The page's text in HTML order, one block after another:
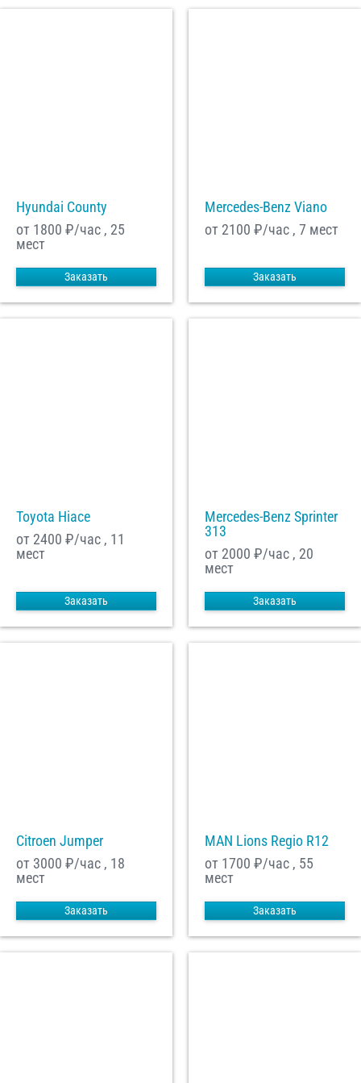
Hyundai County
от 1800 ₽/час , 25
мест
Заказать
Mercedes-Benz Viano
от 2100 ₽/час , 7 мест
Заказать
Toyota Hiace
от 2400 ₽/час , 11
мест
Заказать
Mercedes-Benz Sprinter
313
от 2000 ₽/час , 20
мест
Заказать
Citroen Jumper
от 3000 ₽/час , 18
мест
Заказать
MAN Lions Regio R12
от 1700 ₽/час , 55
мест
Заказать